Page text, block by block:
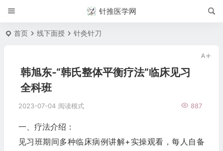
针推医学网
首页 线下面授 针灸针刀
韩旭东-“韩氏整体平衡疗法”临床见习
全科班
2023-07-04 887
阅读模式
一、疗法介绍：
见习班期间多种临床病例讲解+实操观看，每人自备